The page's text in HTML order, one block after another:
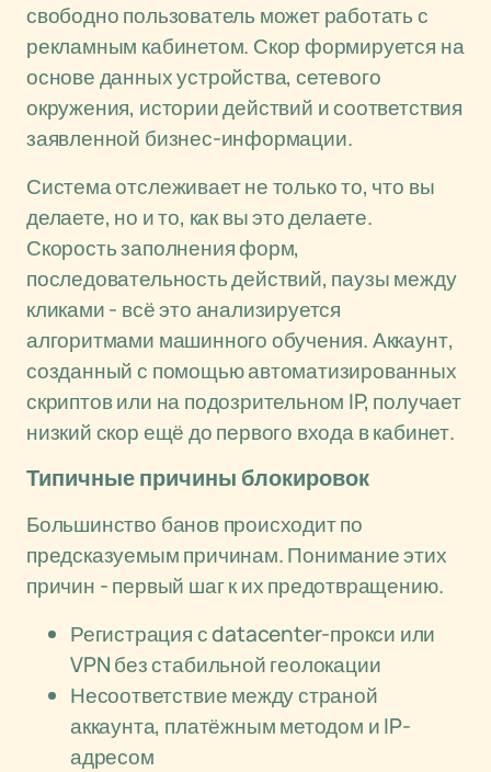
свободно пользователь может работать с
рекламным кабинетом. Скор формируется на
основе данных устройства, сетевого
окружения, истории действий и соответствия
заявленной бизнес-информации.
Система отслеживает не только то, что вы
делаете, но и то, как вы это делаете.
Скорость заполнения форм,
последовательность действий, паузы между
кликами - всё это анализируется
алгоритмами машинного обучения. Аккаунт,
созданный с помощью автоматизированных
скриптов или на подозрительном IP, получает
низкий скор ещё до первого входа в кабинет.
Типичные причины блокировок
Большинство банов происходит по
предсказуемым причинам. Понимание этих
причин - первый шаг к их предотвращению.
Регистрация с datacenter-прокси или
VPN без стабильной геолокации
Несоответствие между страной
аккаунта, платёжным методом и IP-
адресом